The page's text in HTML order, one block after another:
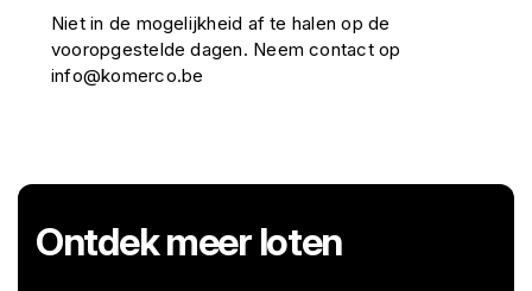
Niet in de mogelijkheid af te halen op de
vooropgestelde dagen. Neem contact op
info@komerco.be
Ontdek meer loten